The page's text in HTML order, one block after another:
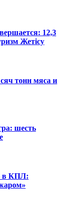
12,3
Жетісу
тонн мяса и
шесть
в КПЛ: